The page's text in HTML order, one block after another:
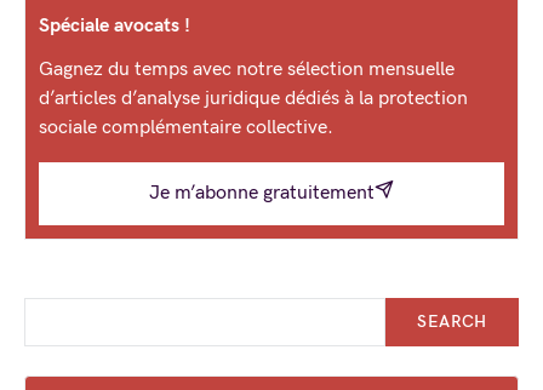
Spéciale avocats !
Gagnez du temps avec notre sélection mensuelle
d’articles d’analyse juridique dédiés à la protection
sociale complémentaire collective.
Je m’abonne gratuitement
SEARCH